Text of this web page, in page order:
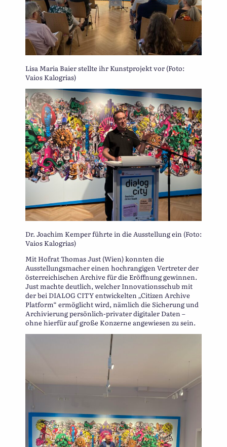
Lisa Maria Baier stellte ihr Kunstprojekt vor (Foto:
Vaios Kalogrias)
Dr. Joachim Kemper führte in die Ausstellung ein (Foto:
Vaios Kalogrias)
Mit Hofrat Thomas Just (Wien) konnten die
Ausstellungsmacher einen hochrangigen Vertreter der
österreichischen Archive für die Eröffnung gewinnen.
Just machte deutlich, welcher Innovationsschub mit
der bei DIALOG CITY entwickelten „Citizen Archive
Platform“ ermöglicht wird, nämlich die Sicherung und
Archivierung persönlich-privater digitaler Daten –
ohne hierfür auf große Konzerne angewiesen zu sein.